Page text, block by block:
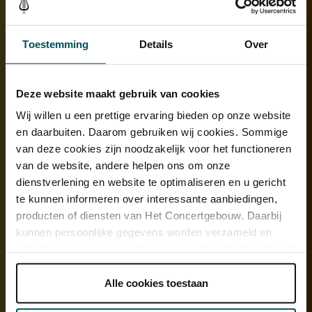
Toestemming Details Over
Deze website maakt gebruik van cookies
Wij willen u een prettige ervaring bieden op onze website
en daarbuiten. Daarom gebruiken wij cookies. Sommige
van deze cookies zijn noodzakelijk voor het functioneren
van de website, andere helpen ons om onze
dienstverlening en website te optimaliseren en u gericht
te kunnen informeren over interessante aanbiedingen,
producten of diensten van Het Concertgebouw. Daarbij
kunnen persoonlijke gegevens worden verzameld en
onder 'aanpassen' zelf welke cookies wij mogen
Lees onze cookieverklaring hier. Lees onze
Alle cookies toestaan
Klanken en ritmes brengen mij altijd in
vervoering
‘Als inwoner van Berlijn werd ik vanzelf wel een beetje moe van het
clubben. Er komt zoveel toerisme op af, en het hele idee van
weekenders die van donderdag tot maandag duren waarbij alleen